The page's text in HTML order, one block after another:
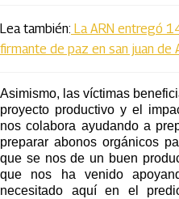
Lea también: La ARN entregó
firmante de paz en san juan de
Asimismo, las víctimas
proyecto productivo y el
nos colabora ayudando a
preparar abonos orgánicos
que se nos de un buen
que nos ha venido
necesitado aquí en el